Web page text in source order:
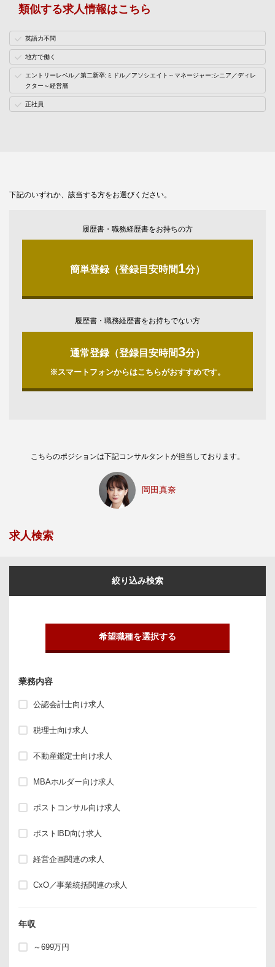
類似する求人情報はこちら
英語力不問
地方で働く
エントリーレベル／第二新卒;ミドル／アソシエイト～マネージャー;シニア／ディレ
クター～経営層
正社員
下記のいずれか、該当する方をお選びください。
履歴書・職務経歴書をお持ちの方
簡単登録（登録目安時間1分）
履歴書・職務経歴書をお持ちでない方
通常登録（登録目安時間3分）
※スマートフォンからはこちらがおすすめです。
こちらのポジションは下記コンサルタントが担当しております。
岡田真奈
求人検索
絞り込み検索
希望職種を選択する
業務内容
公認会計士向け求人
税理士向け求人
不動産鑑定士向け求人
MBAホルダー向け求人
ポストコンサル向け求人
ポストIBD向け求人
経営企画関連の求人
CxO／事業統括関連の求人
年収
～699万円